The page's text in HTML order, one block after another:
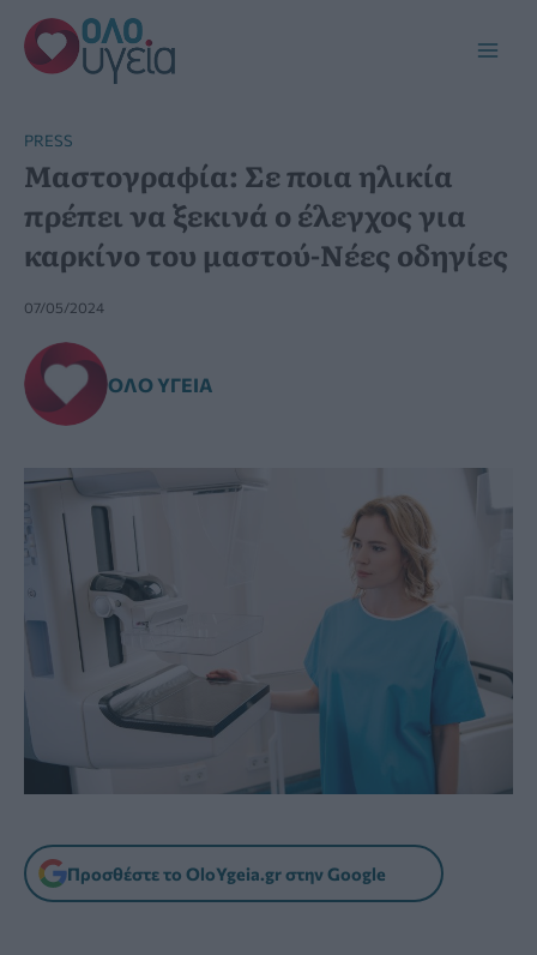
Μετάβαση
στο
περιεχόμενο
PRESS
Μαστογραφία: Σε ποια ηλικία
πρέπει να ξεκινά ο έλεγχος για
καρκίνο του μαστού-Νέες οδηγίες
07/05/2024
ΌΛΟ ΥΓΕΊΑ
Προσθέστε το OloYgeia.gr στην Google